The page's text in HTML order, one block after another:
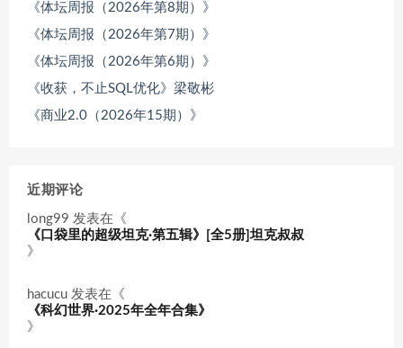
《体坛周报（2026年第8期）》
《体坛周报（2026年第7期）》
《体坛周报（2026年第6期）》
《收获，不止SQL优化》梁敬彬
《商业2.0（2026年15期）》
近期评论
long99 发表在《
《口袋里的超级坦克·第五辑》[全5册]坦克叔叔
》
hacucu 发表在《
《科幻世界·2025年全年合集》
》